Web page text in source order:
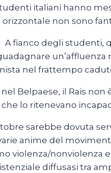
italiani hanno
non sono
A fianco degli studenti,
nel frattempo
Belpaese, il Rais
lo ritenevano
sarebbe dovuta
anime del
violenza/nonviolenza
diffusasi tra